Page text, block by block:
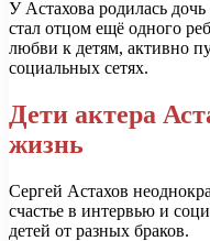
У Астахова родилась
стал отцом ещё одного
любви к детям, активно
социальных сетях.
Дети актера
жизнь
Сергей Астахов
счастье в интервью и
детей от разных браков.